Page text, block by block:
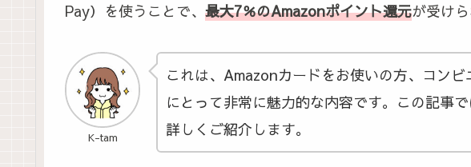
Pay）を使うことで、 最大7％のAmazonポイント還元が受け
K-tam
これは、Amazonカードをお使いの方、コン
にとって非常に魅力的な内容です。この記事
詳しくご紹介します。